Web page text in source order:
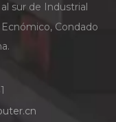
sur de Industrial
Condado